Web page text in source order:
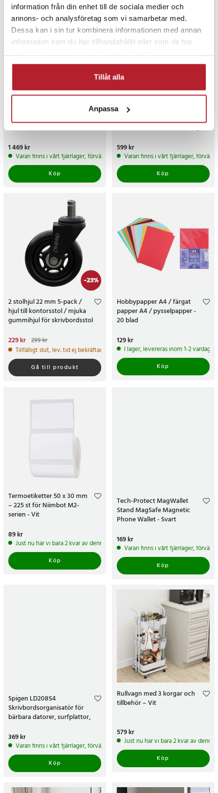
information från din enhet till de sociala medier och
annons- och analysföretag som vi samarbetar med.
Dessa kan i sin tur kombinera informationen med annan
information som du har tillhandahållit eller som de har
Tillåt alla
Anpassa
Pris:1 469 kr
1 469 kr
Varan finns i vårt fjärrlager, förväntas skickas inom 5-7 arbetsdagar
Köp
Lamborghini D1 MagSafe-
i äkta läder - svart och orange
Pris:599 kr
599 kr
Varan finns i vårt fjärrlager,
Köp
-23%
2 stolhjul 22 mm 5-pack /
hjul till kontorsstol / mjuka
gummihjul för skrivbordsstol
Nuvarande pris
pris:299 kr
229 kr 299 kr
Tillfälligt slut, lev. tid ej bekräftad.
Gå till produkt
Hobbypapper A4 / färgat
papper A4 / pysselpapper -
20 blad
Pris:129 kr
129 kr
I lager, levereras inom 1-2 vardagar
Köp
Termoetiketter 50 x 30 mm
– 225 st för Niimbot M2-
serien - Vit
Pris:
89 kr
Just nu har vi bara 2 kvar av denna produkt
Köp
Tech-Protect MagWallet
Stand MagSafe Magnetic
Phone Wallet - Svart
Pris:169 kr
169 kr
Varan finns i vårt fjärrlager,
Köp
Spigen LD208S4
Skrivbordsorganisatör för
bärbara datorer, surfplattor,
Pris:369 kr
369 kr
Varan finns i vårt fjärrlager, förväntas skickas inom 5-7 arbetsdagar
Köp
Rullvagn med 3 korgar och
tillbehör – Vit
Pris:579 kr
579 kr
Just nu har vi bara 2 kvar av denna
Köp